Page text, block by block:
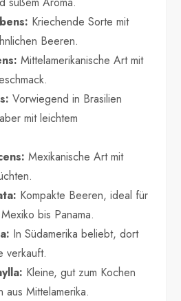
Kriechende Sorte mit
Beeren.
Mittelamerikanische Art mit
Vorwiegend in Brasilien
mit leichtem
Mexikanische Art mit
Kompakte Beeren, ideal für
bis Panama.
In Südamerika beliebt, dort
verkauft.
Kleine, gut zum Kochen
Mittelamerika.